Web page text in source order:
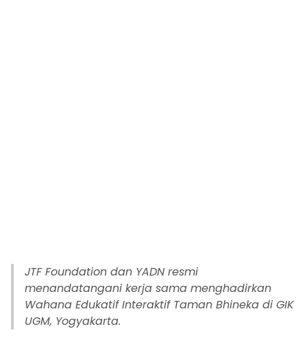
JTF Foundation dan YADN resmi
menandatangani kerja sama menghadirkan
Wahana Edukatif Interaktif Taman Bhineka di GIK
UGM, Yogyakarta.